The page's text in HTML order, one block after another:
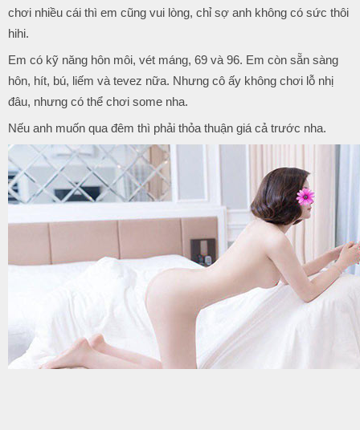
chơi nhiều cái thì em cũng vui lòng, chỉ sợ anh không có sức thôi
hihi.
Em có kỹ năng hôn môi, vét máng, 69 và 96. Em còn sẵn sàng
hôn, hít, bú, liếm và tevez nữa. Nhưng cô ấy không chơi lỗ nhị
đâu, nhưng có thể chơi some nha.
Nếu anh muốn qua đêm thì phải thỏa thuận giá cả trước nha.